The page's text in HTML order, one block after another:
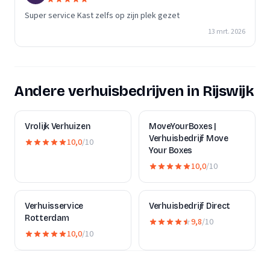
Super service Kast zelfs op zijn plek gezet
13 mrt. 2026
Andere verhuisbedrijven in Rijswijk
Vrolijk Verhuizen
10,0/10
MoveYourBoxes |
Verhuisbedrijf Move
Your Boxes
10,0/10
Verhuisservice
Rotterdam
10,0/10
Verhuisbedrijf Direct
9,8/10